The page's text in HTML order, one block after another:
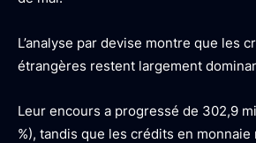
L’analyse par devise montre que les
étrangères restent largement
Leur encours a progressé de 302,9
%), tandis que les crédits en